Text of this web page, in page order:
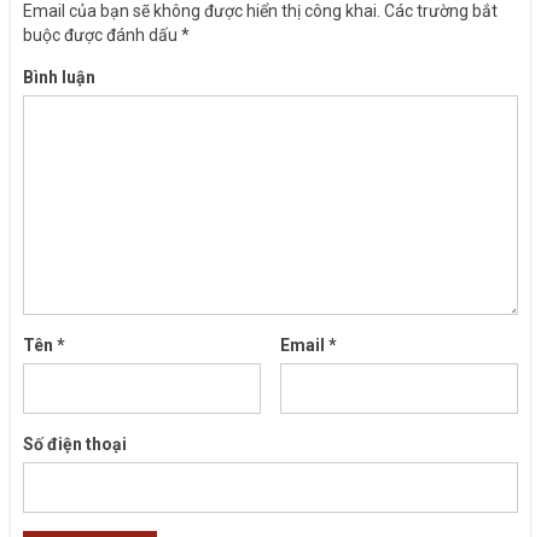
Email của bạn sẽ không được hiển thị công khai. Các trường bắt
buộc được đánh dấu*
Bình luận
Tên* Email*
Số điện thoại